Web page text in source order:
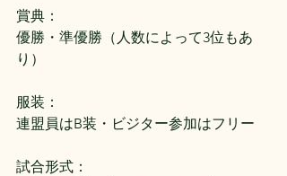
賞典：
優勝・準優勝（人数によって3位もあ
り）
服装：
連盟員はB装・ビジター参加はフリー
試合形式：